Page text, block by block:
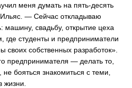
меня думать на пять-десять
— Сейчас откладываю
машину, свадьбу, открытие цеха
где студенты и предприниматели
своих собственных разработок».
предпринимателя — делать то,
бояться знакомиться с теми,
жизни.